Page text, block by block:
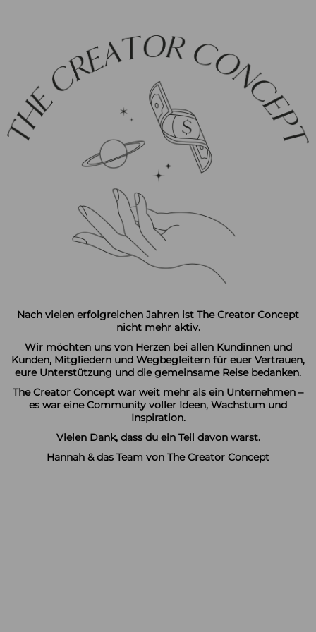
Nach vielen erfolgreichen Jahren ist The Creator Concept
nicht mehr aktiv.
Wir möchten uns von Herzen bei allen Kundinnen und
Kunden, Mitgliedern und Wegbegleitern für euer Vertrauen,
eure Unterstützung und die gemeinsame Reise bedanken.
The Creator Concept war weit mehr als ein Unternehmen –
es war eine Community voller Ideen, Wachstum und
Inspiration.
Vielen Dank, dass du ein Teil davon warst.
Hannah & das Team von The Creator Concept